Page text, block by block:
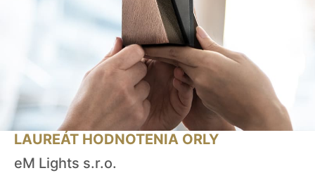
LAUREÁT HODNOTENIA ORLY
eM Lights s.r.o.